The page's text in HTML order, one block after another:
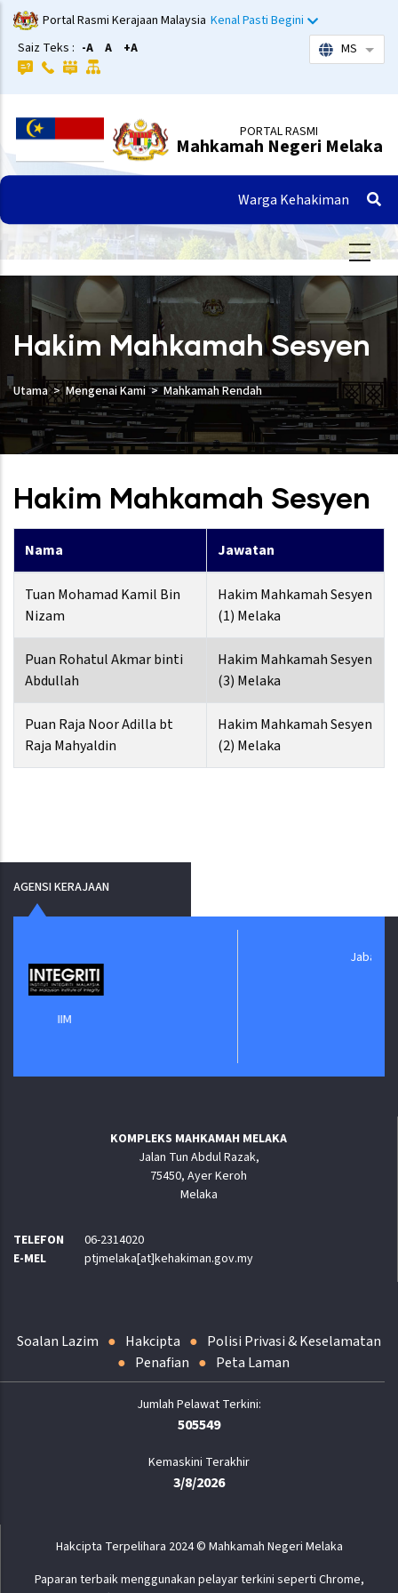
Langkau
ke
kandungan
utama
Portal Rasmi Kerajaan Malaysia Kenal Pasti Begini
Saiz Teks : -A A +A MS
PORTAL RASMI
Mahkamah Negeri Melaka
Warga Kehakiman
Hakim Mahkamah Sesyen
Utama Mengenai Kami Mahkamah Rendah
Hakim Mahkamah Sesyen
Nama Jawatan
Tuan Mohamad Kamil Bin
Nizam
Hakim Mahkamah Sesyen
(1) Melaka
Puan Rohatul Akmar binti
Abdullah
Hakim Mahkamah Sesyen
(3) Melaka
Puan Raja Noor Adilla bt
Raja Mahyaldin
Hakim Mahkamah Sesyen
(2) Melaka
AGENSI KERAJAAN
Jabatan Digital
KOMPLEKS MAHKAMAH MELAKA
Jalan Tun Abdul Razak,
75450, Ayer Keroh
Melaka
TELEFON
06-2314020
E-MEL
ptjmelaka[at]kehakiman.gov.my
Soalan Lazim Hakcipta
Polisi Privasi & Keselamatan
Penafian
Peta Laman
505549
Kemaskini Terakhir
3/8/2026
Hakcipta Terpelihara 2024 © Mahkamah Negeri Melaka
Paparan terbaik menggunakan pelayar terkini seperti Chrome,